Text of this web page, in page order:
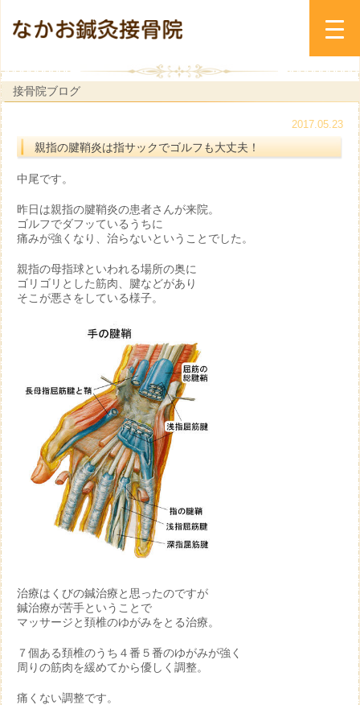
接骨院ブログ
2017.05.23
親指の腱鞘炎は指サックでゴルフも大丈夫！
中尾です。
昨日は親指の腱鞘炎の患者さんが来院。
ゴルフでダフッているうちに
痛みが強くなり、治らないということでした。
親指の母指球といわれる場所の奥に
ゴリゴリとした筋肉、腱などがあり
そこが悪さをしている様子。
治療はくびの鍼治療と思ったのですが
鍼治療が苦手ということで
マッサージと頚椎のゆがみをとる治療。
７個ある頚椎のうち４番５番のゆがみが強く
周りの筋肉を緩めてから優しく調整。
痛くない調整です。